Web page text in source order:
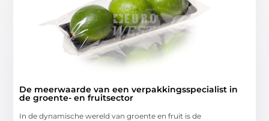
De meerwaarde van een verpakkingsspecialist in
de groente- en fruitsector
In de dynamische wereld van groente en fruit is de